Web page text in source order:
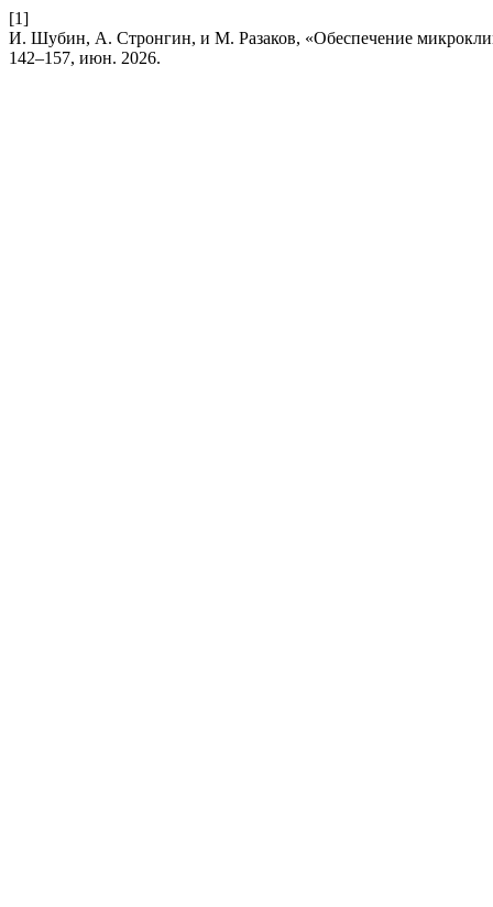
[1]
И. Шубин, А. Стронгин, и М. Разаков, «Обеспечение
142–157, июн. 2026.